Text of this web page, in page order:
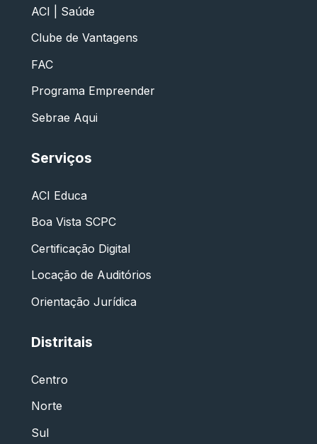
ACI | Saúde
Clube de Vantagens
FAC
Programa Empreender
Sebrae Aqui
Serviços
ACI Educa
Boa Vista SCPC
Certificação Digital
Locação de Auditórios
Orientação Jurídica
Distritais
Centro
Norte
Sul